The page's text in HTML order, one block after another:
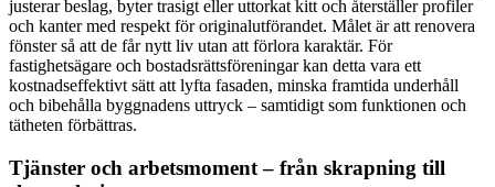
justerar beslag, byter trasigt eller uttorkat kitt och återställer profiler
och kanter med respekt för originalutförandet. Målet är att renovera
fönster så att de får nytt liv utan att förlora karaktär. För
fastighetsägare och bostadsrättsföreningar kan detta vara ett
kostnadseffektivt sätt att lyfta fasaden, minska framtida underhåll
och bibehålla byggnadens uttryck – samtidigt som funktionen och
tätheten förbättras.
Tjänster och arbetsmoment – från skrapning till